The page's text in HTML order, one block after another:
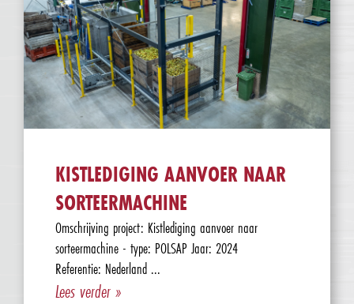
KISTLEDIGING AANVOER NAAR
SORTEERMACHINE
Omschrijving project: Kistlediging aanvoer naar
sorteermachine - type: POLSAP Jaar: 2024
Referentie: Nederland ...
Lees verder »